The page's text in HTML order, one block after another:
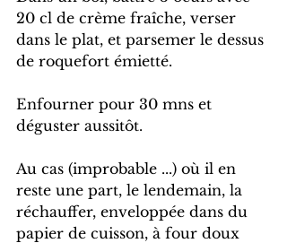
20 cl de crème fraîche, verser
dans le plat, et parsemer le dessus
de roquefort émietté.
Enfourner pour 30 mns et
déguster aussitôt.
Au cas (improbable ...) où il en
reste une part, le lendemain, la
réchauffer, enveloppée dans du
papier de cuisson, à four doux